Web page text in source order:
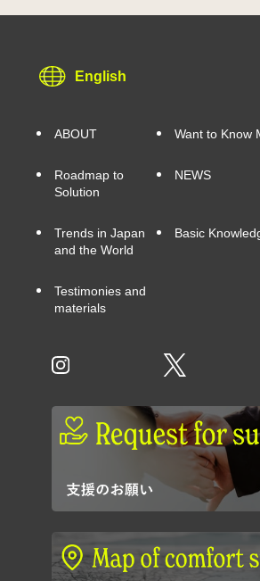
English
ABOUT Want to Know
Roadmap to
Solution
NEWS
Trends in Japan
and the World
Basic
Testimonies and
materials